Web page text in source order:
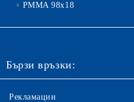
PMMA 98x18
Бързи връзки:
Рекламации